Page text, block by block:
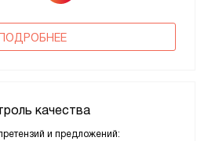
ПОДРОБНЕЕ
качества
и предложений: